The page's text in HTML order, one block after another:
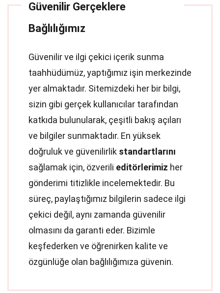
Güvenilir Gerçeklere
Bağlılığımız
Güvenilir ve ilgi çekici içerik sunma
taahhüdümüz, yaptığımız işin merkezinde
yer almaktadır. Sitemizdeki her bir bilgi,
sizin gibi gerçek kullanıcılar tarafından
katkıda bulunularak, çeşitli bakış açıları
ve bilgiler sunmaktadır. En yüksek
doğruluk ve güvenilirlik standartlarını
sağlamak için, özverili editörlerimiz her
gönderimi titizlikle incelemektedir. Bu
süreç, paylaştığımız bilgilerin sadece ilgi
çekici değil, aynı zamanda güvenilir
olmasını da garanti eder. Bizimle
keşfederken ve öğrenirken kalite ve
özgünlüğe olan bağlılığımıza güvenin.